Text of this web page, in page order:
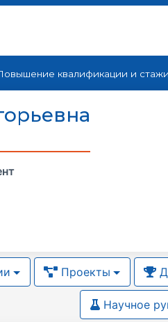
квалификации и
Проекты
Научное